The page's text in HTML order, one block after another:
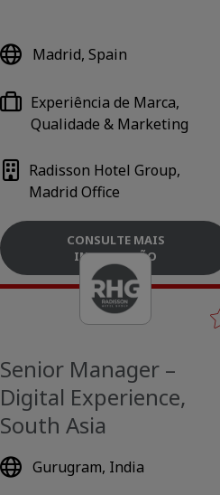
Madrid, Spain
Radisson Hotel Group,
Madrid Office
Experiência de Marca,
Qualidade & Marketing
CONSULTE MAIS
INFORMAÇÃO
Senior Manager –
Digital Experience,
South Asia
Gurugram, India